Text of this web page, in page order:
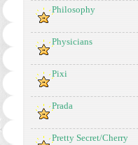
Philosophy
Physicians
Pixi
Prada
Pretty Secret/Cherry